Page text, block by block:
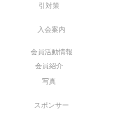
引対策
入会案内
会員活動情報
会員紹介
写真
スポンサー